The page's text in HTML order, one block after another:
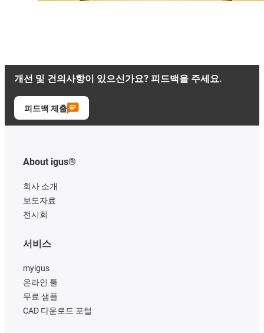
개선 및 건의사항이 있으신가요? 피드백을 주세요.
피드백 제출
About igus®
회사 소개
보도자료
전시회
서비스
myigus
온라인 툴
무료 샘플
CAD 다운로드 포털